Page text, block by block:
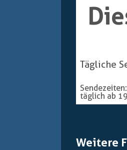
Tägliche
Sendezeiten:
täglich ab
Weitere